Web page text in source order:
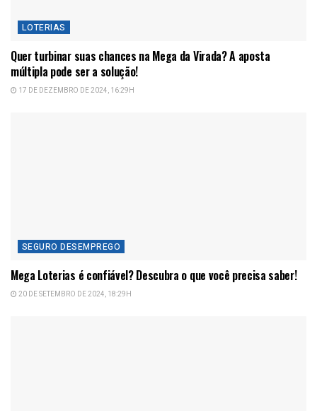
LOTERIAS
Quer turbinar suas chances na Mega da Virada? A aposta
múltipla pode ser a solução!
17 DE DEZEMBRO DE 2024, 16:29H
SEGURO DESEMPREGO
Mega Loterias é confiável? Descubra o que você precisa saber!
20 DE SETEMBRO DE 2024, 18:29H